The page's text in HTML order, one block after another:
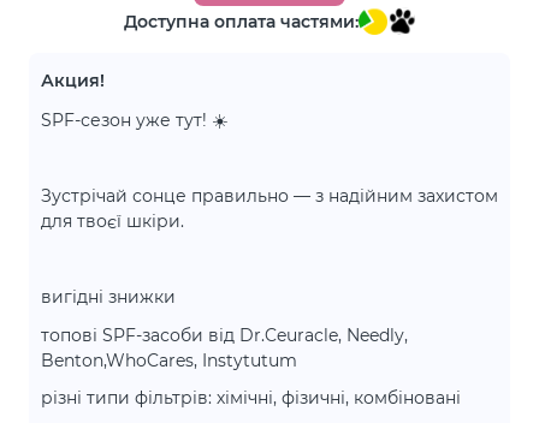
Доступна оплата частями:
Акция!
SPF-сезон уже тут! ☀️
Зустрічай сонце правильно — з надійним захистом
для твоєї шкіри.
вигідні знижки
топові SPF-засоби від Dr.Ceuracle, Needly,
Benton,WhoCares, Instytutum
різні типи фільтрів: хімічні, фізичні, комбіновані